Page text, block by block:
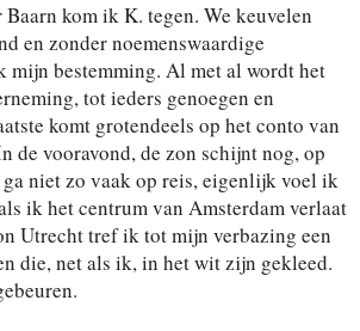
kom ik K. tegen. We keuvelen
en zonder noemenswaardige
mijn bestemming. Al met al wordt het
tot ieders genoegen en
komt grotendeels op het conto van
de vooravond, de zon schijnt nog, op
ga niet zo vaak op reis, eigenlijk voel ik
ik het centrum van Amsterdam verlaat
Utrecht tref ik tot mijn verbazing een
die, net als ik, in het wit zijn gekleed.